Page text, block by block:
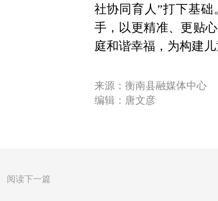
社协同育人”打下基
手，以更精准、更贴
庭和谐幸福，为构建
来源：衡南县融媒体中心
编辑：唐文彦
阅读下一篇